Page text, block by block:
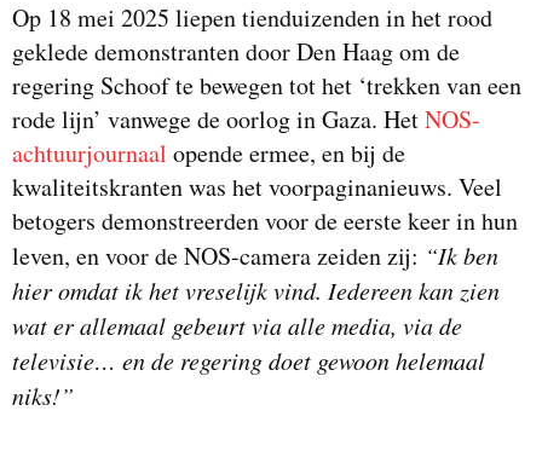
Op 18 mei 2025 liepen tienduizenden in het rood
geklede demonstranten door Den Haag om de
regering Schoof te bewegen tot het ‘trekken van een
rode lijn’ vanwege de oorlog in Gaza. HetNOS-
achtuurjournaal opende ermee, en bij de
kwaliteitskranten was het voorpaginanieuws. Veel
betogers demonstreerden voor de eerste keer in hun
leven, en voor de NOS-camera zeiden zij: “Ik ben
hier omdat ik het vreselijk vind. Iedereen kan zien
wat er allemaal gebeurt via alle media, via de
televisie… en de regering doet gewoon helemaal
niks!”